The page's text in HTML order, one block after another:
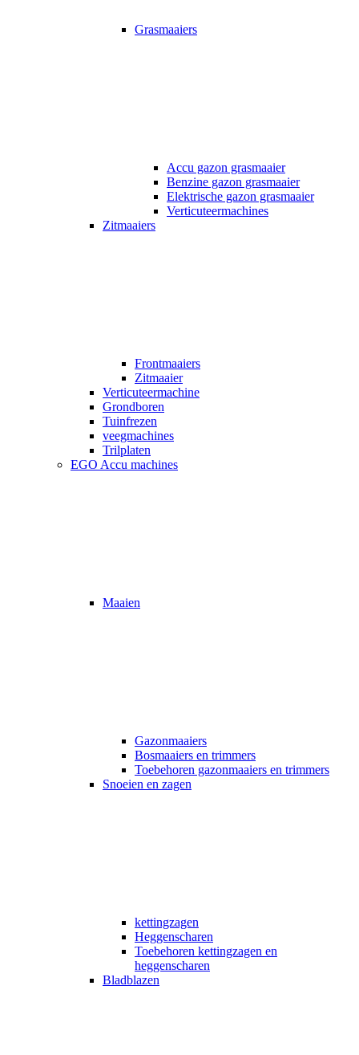
Grasmaaiers
Accu gazon grasmaaier
Benzine gazon grasmaaier
Elektrische gazon grasmaaier
Verticuteermachines
Zitmaaiers
Frontmaaiers
Zitmaaier
Verticuteermachine
Grondboren
Tuinfrezen
veegmachines
Trilplaten
EGO Accu machines
Maaien
Gazonmaaiers
Bosmaaiers en trimmers
Toebehoren gazonmaaiers en trimmers
Snoeien en zagen
kettingzagen
Heggenscharen
Toebehoren kettingzagen en
heggenscharen
Bladblazen